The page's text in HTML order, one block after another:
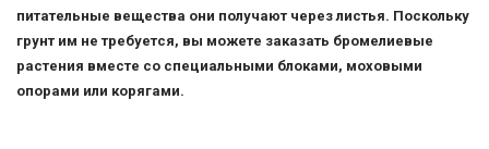
питательные вещества они получают через листья. Поскольку
грунт им не требуется, вы можете заказать бромелиевые
растения вместе со специальными блоками, моховыми
опорами или корягами.